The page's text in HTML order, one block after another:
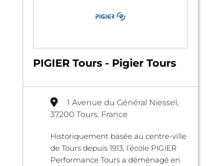
PIGIER Tours - Pigier Tours
1 Avenue du Général Niessel,
37200 Tours, France
Historiquement basée au centre-ville
de Tours depuis 1913, l’école PIGIER
Performance Tours a déménagé en